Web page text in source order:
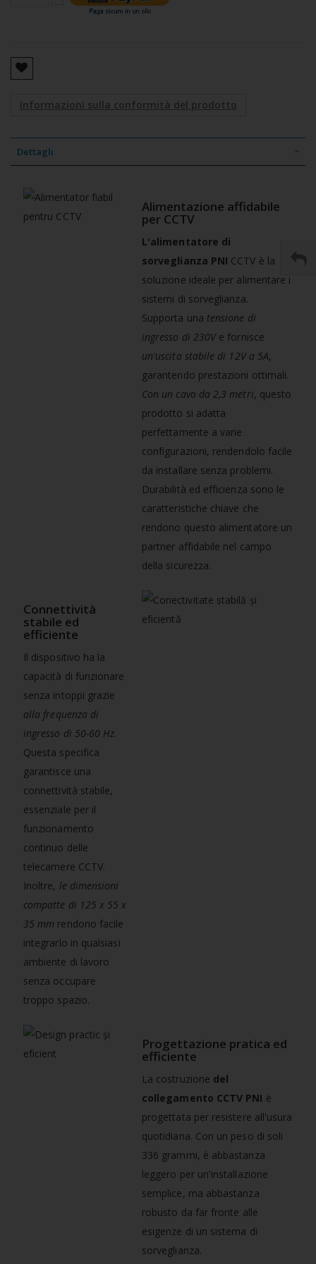
Informazioni sulla conformità del prodotto
Dettagli
Alimentazione affidabile
per CCTV
L'alimentatore di
sorveglianza PNI CCTV è la
soluzione ideale per alimentare i
sistemi di sorveglianza.
Supporta una tensione di
ingresso di 230Ve fornisce
un'uscita stabile di 12V a 5A,
garantendo prestazioni ottimali.
Con un cavo da 2,3 metri, questo
prodotto si adatta
perfettamente a varie
configurazioni, rendendolo facile
da installare senza problemi.
Durabilità ed efficienza sono le
caratteristiche chiave che
rendono questo alimentatore un
partner affidabile nel campo
della sicurezza.
Connettività
stabile ed
efficiente
Il dispositivo ha la
capacità di funzionare
senza intoppi grazie
alla frequenza di
ingresso di 50-60 Hz.
Questa specifica
garantisce una
connettività stabile,
essenziale per il
funzionamento
continuo delle
telecamere CCTV.
Inoltre, le dimensioni
compatte di 125 x 55 x
35 mm rendono facile
integrarlo in qualsiasi
ambiente di lavoro
senza occupare
troppo spazio.
Progettazione pratica ed
efficiente
La costruzione del
collegamento CCTV PNI è
progettata per resistere all'usura
quotidiana. Con un peso di soli
336 grammi, è abbastanza
leggero per un'installazione
semplice, ma abbastanza
robusto da far fronte alle
esigenze di un sistema di
sorveglianza.